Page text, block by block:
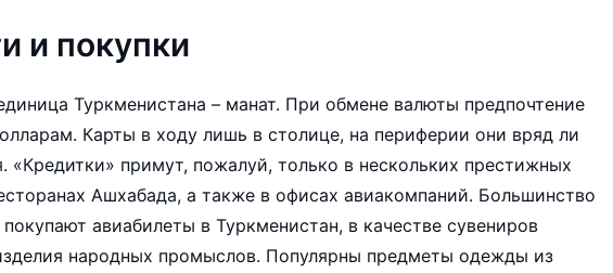
и покупки
Туркменистана – манат. При обмене валюты предпочтение
Карты в ходу лишь в столице, на периферии они вряд ли
«Кредитки» примут, пожалуй, только в нескольких престижных
Ашхабада, а также в офисах авиакомпаний. Большинство
покупают авиабилеты в Туркменистан, в качестве сувениров
народных промыслов. Популярны предметы одежды из